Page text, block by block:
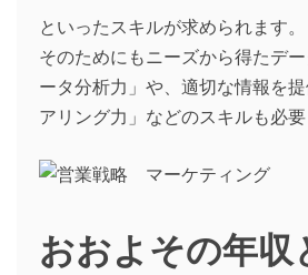
といったスキルが求められます。
そのためにもニーズから得たデ
ータ分析力」や、適切な情報を
アリング力」などのスキルも必要
おおよその年収